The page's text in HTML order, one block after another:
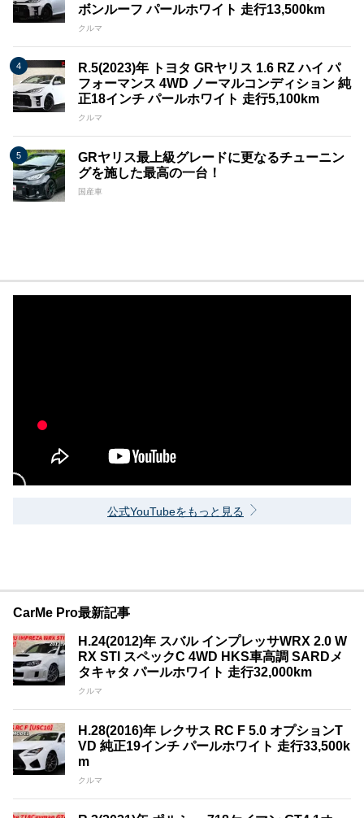
ボンルーフ パールホワイト 走行13,500km
クルマ
R.5(2023)年 トヨタ GRヤリス 1.6 RZ ハイ パ
フォーマンス 4WD ノーマルコンディション 純
正18インチ パールホワイト 走行5,100km
クルマ
GRヤリス最上級グレードに更なるチューニン
グを施した最高の一台！
国産車
公式YouTubeをもっと見る
CarMe Pro最新記事
H.24(2012)年 スバル インプレッサWRX 2.0 W
RX STI スペックC 4WD HKS車高調 SARDメ
タキャタ パールホワイト 走行32,000km
クルマ
H.28(2016)年 レクサス RC F 5.0 オプションT
VD 純正19インチ パールホワイト 走行33,500k
m
クルマ